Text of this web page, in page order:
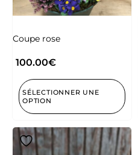
Coupe rose
100.00€
SÉLECTIONNER UNE
OPTION